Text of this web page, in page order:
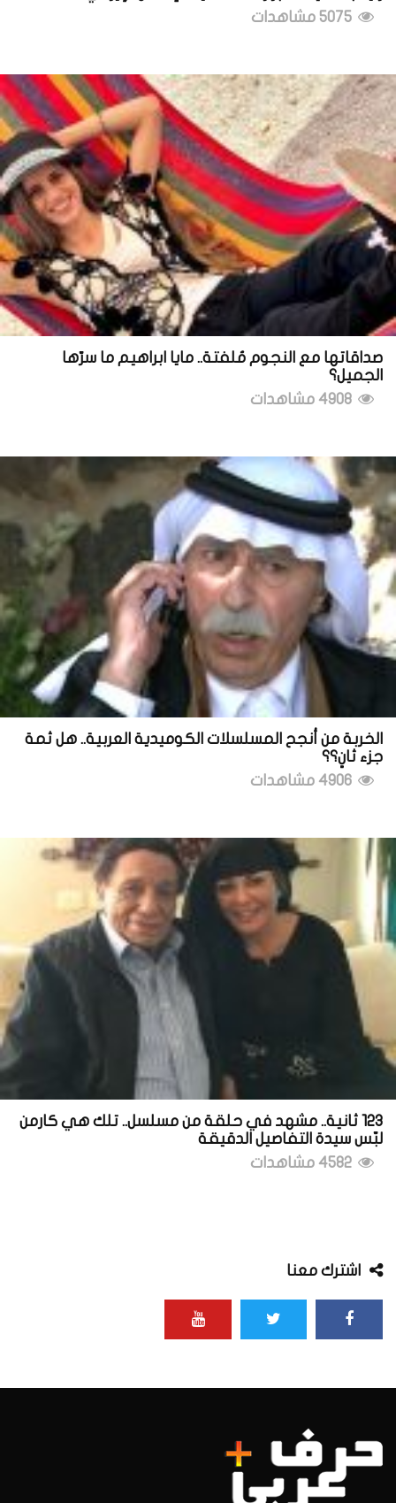
صداقاتها مع النجوم مُلفتة.. مايا ابراهيم ما سرّها
الجميل؟
الخربة من أنجح المسلسلات الكوميدية العربية.. هل ثمة
جزء ثانٍ؟؟
123 ثانية.. مشهد في حلقة من مسلسل.. تلك هي كارمن
لبّس سيدة التفاصيل الدقيقة
اشترك معنا